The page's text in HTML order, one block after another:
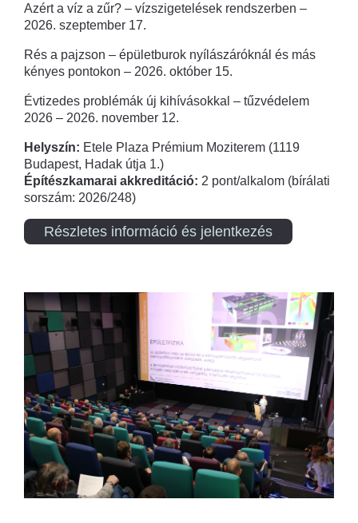
Azért a víz a zűr? – vízszigetelések rendszerben –
2026. szeptember 17.
Rés a pajzson – épületburok nyílászáróknál és más
kényes pontokon – 2026. október 15.
Évtizedes problémák új kihívásokkal – tűzvédelem
2026 – 2026. november 12.
Helyszín: Etele Plaza Prémium Moziterem (1119
Budapest, Hadak útja 1.)
Építészkamarai akkreditáció: 2 pont/alkalom (bírálati
sorszám: 2026/248)
Részletes információ és jelentkezés